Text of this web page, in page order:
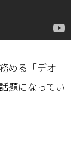
める「デオ
題になってい